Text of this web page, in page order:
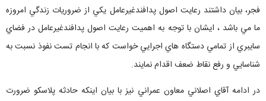
فجر، بيان داشتند رعايت اصول پدافندغيرعامل يكي از ضروريات زندگي امروزه
ما مي باشد ، ايشان با توجه به اهميت رعايت اصول پدافندغيرعامل در فضاي
سايبري از تمامي دستگاه هاي اجرايي خواست كه با انجام تست نفوذ نسبت به
شناسايي و رفع نقاط ضعف اقدام نمايند.
در ادامه آقاي اصلاني معاون عمراني نيز با بيان اينكه حادثه پلاسكو ضرورت